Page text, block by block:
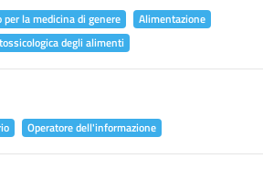
la medicina di genere
Alimentazione
degli alimenti
Operatore dell'informazione